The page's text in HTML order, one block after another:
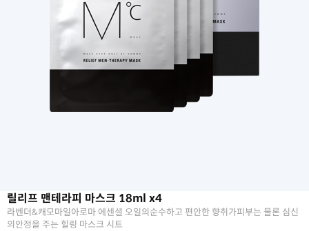
릴리프 맨테라피 마스크 18ml x4
라벤더&캐모마일아로마 에센셜 오일의순수하고 편안한 향취가피부는 물론 심신
의안정을 주는 힐링 마스크 시트